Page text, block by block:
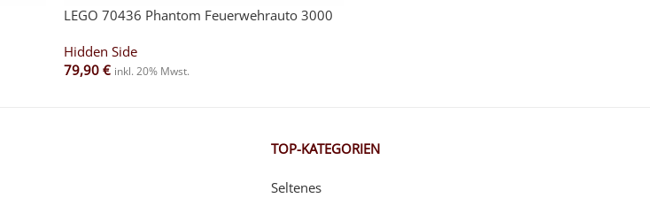
LEGO 70436 Phantom Feuerwehrauto 3000
Hidden Side
79,90 € inkl. 20% Mwst.
TOP-KATEGORIEN
Seltenes